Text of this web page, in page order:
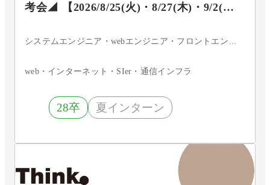
考会◢ 【2026/8/25(火)・8/27(木)・9/2(水)
web・インターネット・SIer・通信インフラ
28卒 夏インターン